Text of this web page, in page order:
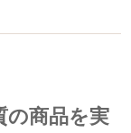
の商品を実